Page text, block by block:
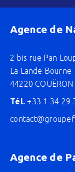
Agence de
2 bis rue Pan
La Lande Bourne
44220
Tél. +33 1 34 29
Agence de